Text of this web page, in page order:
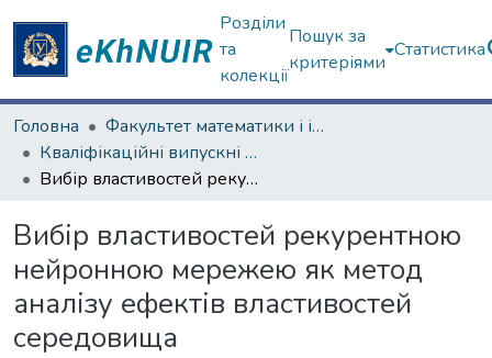
Розділи
та
колекції
Пошук за
критеріями
Статистика
Головна
Факультет математики і інформатики
Кваліфікаційні випускні роботи магістрів. Факультет математики і інформатики
Вибір властивостей рекурентною нейронною мережею як метод аналізу ефектів властивостей середовища
Вибір властивостей рекурентною
нейронною мережею як метод
аналізу ефектів властивостей
середовища